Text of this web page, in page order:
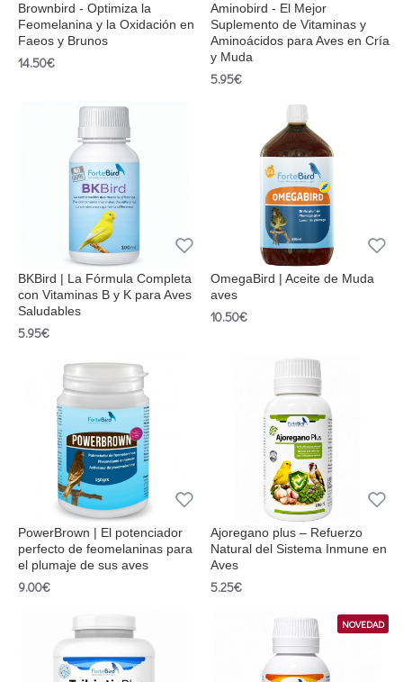
Brownbird - Optimiza la
Feomelanina y la Oxidación en
Faeos y Brunos
14.50€
Aminobird - El Mejor
Suplemento de Vitaminas y
Aminoácidos para Aves en Cría
y Muda
5.95€
BKBird | La Fórmula Completa
con Vitaminas B y K para Aves
Saludables
5.95€
OmegaBird | Aceite de Muda
aves
10.50€
PowerBrown | El potenciador
perfecto de feomelaninas para
el plumaje de sus aves
9.00€
Ajoregano plus – Refuerzo
Natural del Sistema Inmune en
Aves
5.25€
NOVEDAD